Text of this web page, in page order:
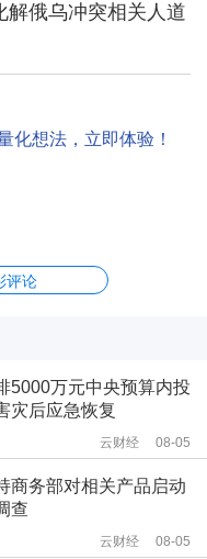
解俄乌冲突相关人道
化想法，立即体验！
评论
5000万元中央预算内投
灾后应急恢复
云财经 08-05
商务部对相关产品启动
查
云财经 08-05